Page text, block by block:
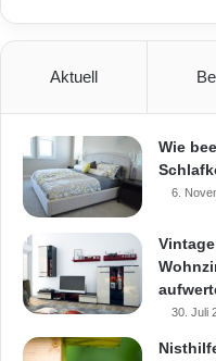
übernommen
Aufgaben wie
Sanitärarbeiten
werden, um
Schäden zu
ratsam, einen
eigenen
der
Aktuell
Wie
6.
30. Juli